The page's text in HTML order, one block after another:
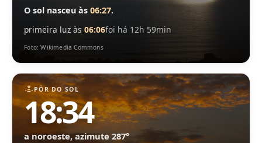
O sol nasceu às06:27.
primeira luz às06:06foi há 12h 59min
Foto: Wikimedia Commons
PÔR DO SOL
18:34
a noroeste, azimute 287°